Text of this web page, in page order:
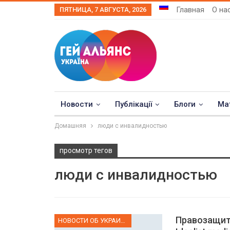
ПЯТНИЦА, 7 АВГУСТА, 2026 Главная О
Новости Публікації Блоги
Домашняя люди с инвалидностью
просмотр тегов
люди с инвалидностью